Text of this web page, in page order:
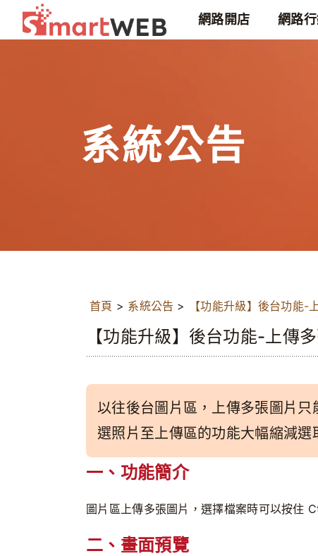
網路開店 網路
系統公告
首頁 > 系統公告 > 【功能升級】後台功能-
【功能升級】後台功能-上傳
以往後台圖片區，上傳多張圖片
選照片至上傳區的功能大幅縮減選
一、功能簡介
圖片區上傳多張圖片，選擇檔案時可以按住
二、畫面預覽